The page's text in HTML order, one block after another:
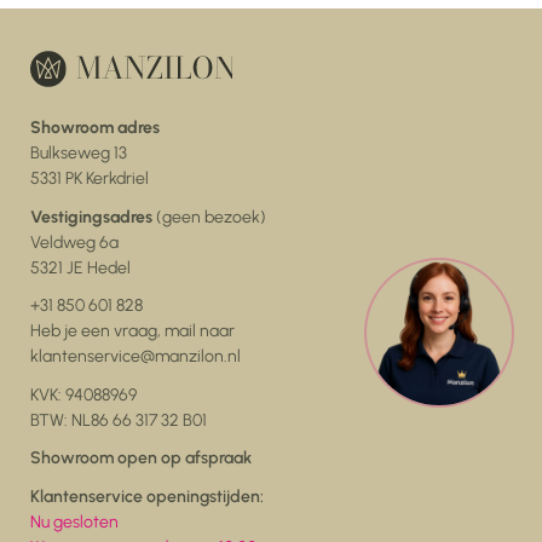
Showroom adres
Bulkseweg 13
5331 PK Kerkdriel
Vestigingsadres (geen bezoek)
Veldweg 6a
5321 JE Hedel
+31 850 601 828
Heb je een vraag, mail naar
klantenservice@manzilon.nl
KVK: 94088969
BTW: NL86 66 317 32 B01
Showroom open op afspraak
Klantenservice openingstijden:
Nu gesloten